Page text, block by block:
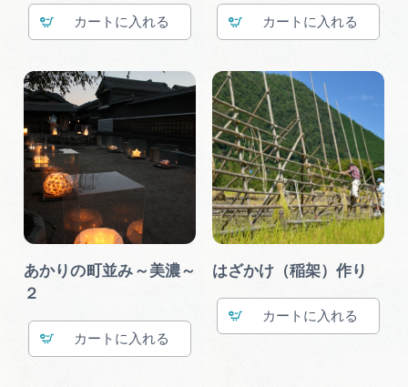
カート カート
あかりの町並み～美濃～
２
カート
はざかけ（稲架）作り
カート